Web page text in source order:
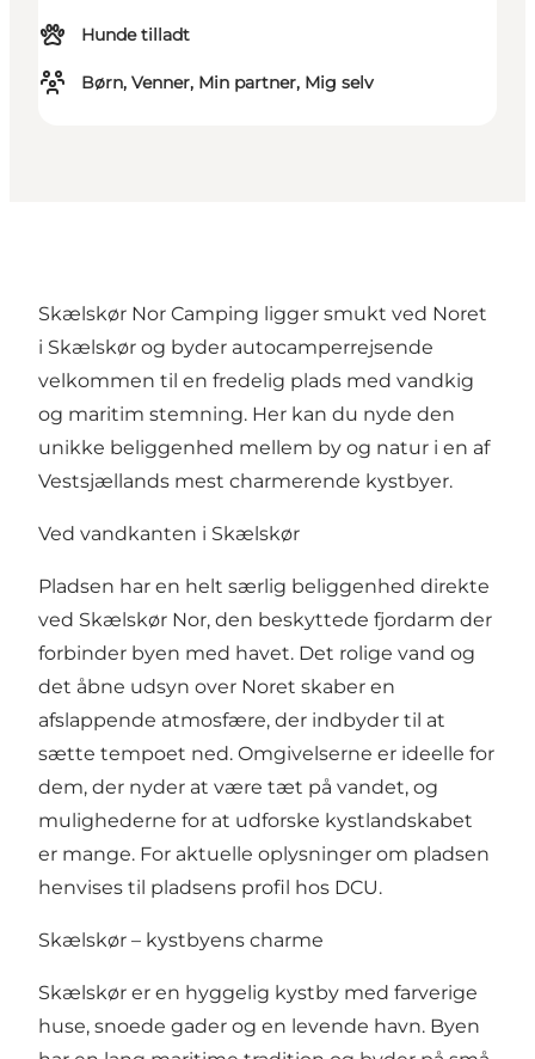
Hunde tilladt
Børn, Venner, Min partner, Mig selv
Skælskør Nor Camping ligger smukt ved Noret
i Skælskør og byder autocamperrejsende
velkommen til en fredelig plads med vandkig
og maritim stemning. Her kan du nyde den
unikke beliggenhed mellem by og natur i en af
Vestsjællands mest charmerende kystbyer.
Ved vandkanten i Skælskør
Pladsen har en helt særlig beliggenhed direkte
ved Skælskør Nor, den beskyttede fjordarm der
forbinder byen med havet. Det rolige vand og
det åbne udsyn over Noret skaber en
afslappende atmosfære, der indbyder til at
sætte tempoet ned. Omgivelserne er ideelle for
dem, der nyder at være tæt på vandet, og
mulighederne for at udforske kystlandskabet
er mange. For aktuelle oplysninger om pladsen
henvises til pladsens profil hos DCU.
Skælskør – kystbyens charme
Skælskør er en hyggelig kystby med farverige
huse, snoede gader og en levende havn. Byen